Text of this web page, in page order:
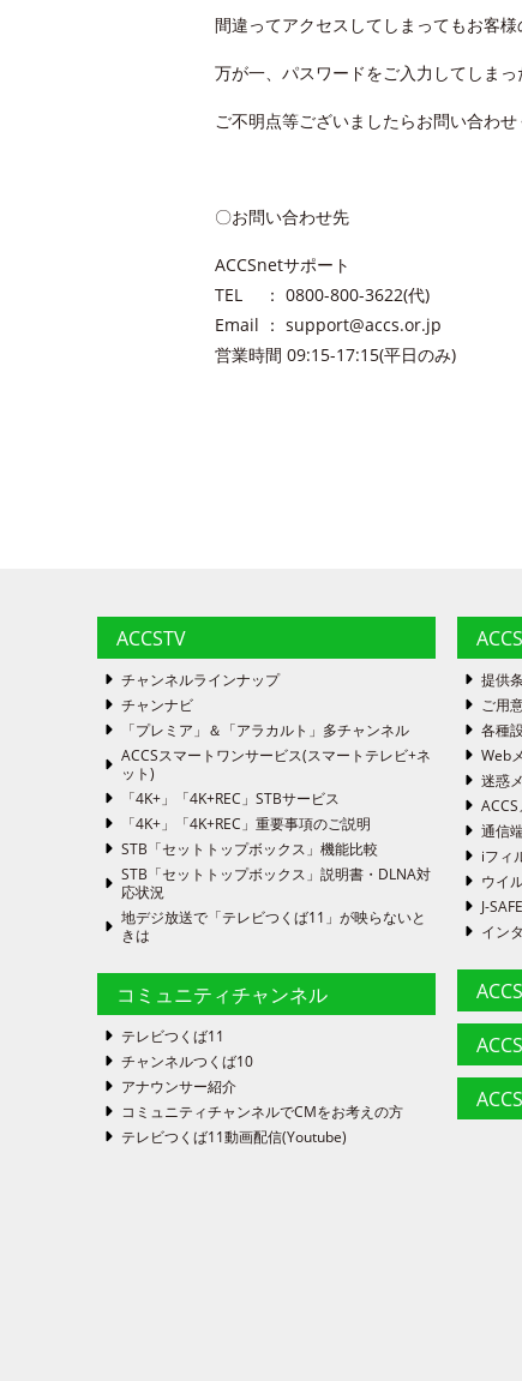
間違ってアクセスしてしまってもお客
万が一、パスワードをご入力してしま
ご不明点等ございましたらお問い合わせ
〇お問い合わせ先
ACCSnetサポート
TEL ： 0800-800-3622(代)
Email ： support@accs.or.jp
営業時間 09:15-17:15(平日のみ)
ACCSTV
チャンネルラインナップ
チャンナビ
「プレミア」＆「アラカルト」多チャンネル
ACCSスマートワンサービス(スマートテレビ+ネ
ット)
「4K+」「4K+REC」STBサービス
「4K+」「4K+REC」重要事項のご説明
STB「セットトップボックス」機能比較
STB「セットトップボックス」説明書・DLNA対
応状況
地デジ放送で「テレビつくば11」が映らないと
きは
コミュニティチャンネル
テレビつくば11
チャンネルつくば10
アナウンサー紹介
コミュニティチャンネルでCMをお考えの方
テレビつくば11動画配信(Youtube)
提供
ご用
各種
Web
迷惑
通信
iフィ
ウイ
J-
イン